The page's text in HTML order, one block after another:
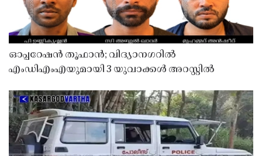
ഓപ്പറേഷൻ തൂഫാൻ; വിദ്യാനഗറിൽ
എംഡിഎംഎയുമായി 3 യുവാക്കൾ അറസ്റ്റിൽ